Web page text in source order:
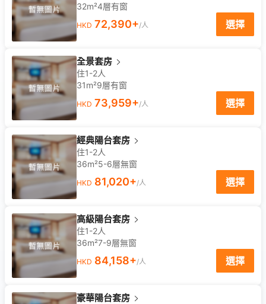
32m²4層有窗
HKD 72,390+/人 選擇
全景套房
住1-2人
31m²9層有窗
HKD 73,959+/人 選擇
經典陽台套房
住1-2人
36m²5-6層無窗
HKD 81,020+/人 選擇
高級陽台套房
住1-2人
36m²7-9層無窗
HKD 84,158+/人 選擇
豪華陽台套房